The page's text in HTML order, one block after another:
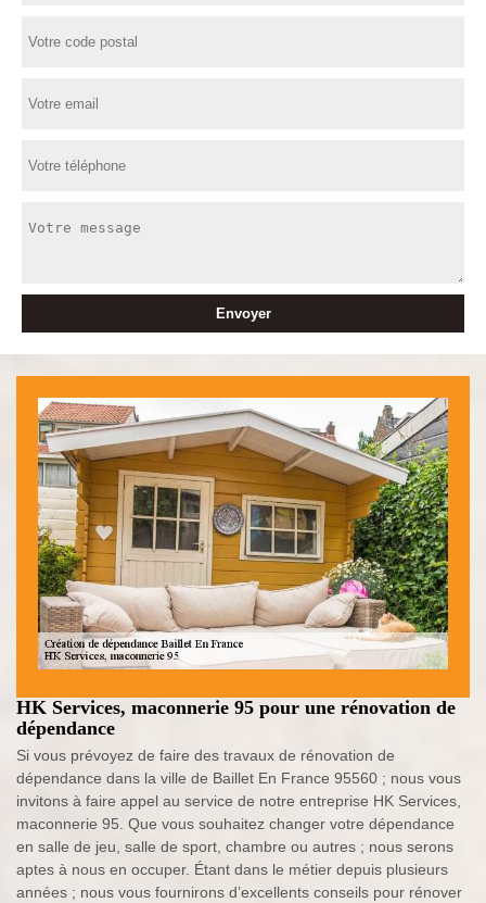
HK Services, maconnerie 95 pour une rénovation de
dépendance
Si vous prévoyez de faire des travaux de rénovation de
dépendance dans la ville de Baillet En France 95560 ; nous vous
invitons à faire appel au service de notre entreprise HK Services,
maconnerie 95. Que vous souhaitez changer votre dépendance
en salle de jeu, salle de sport, chambre ou autres ; nous serons
aptes à nous en occuper. Étant dans le métier depuis plusieurs
années ; nous vous fournirons d’excellents conseils pour rénover